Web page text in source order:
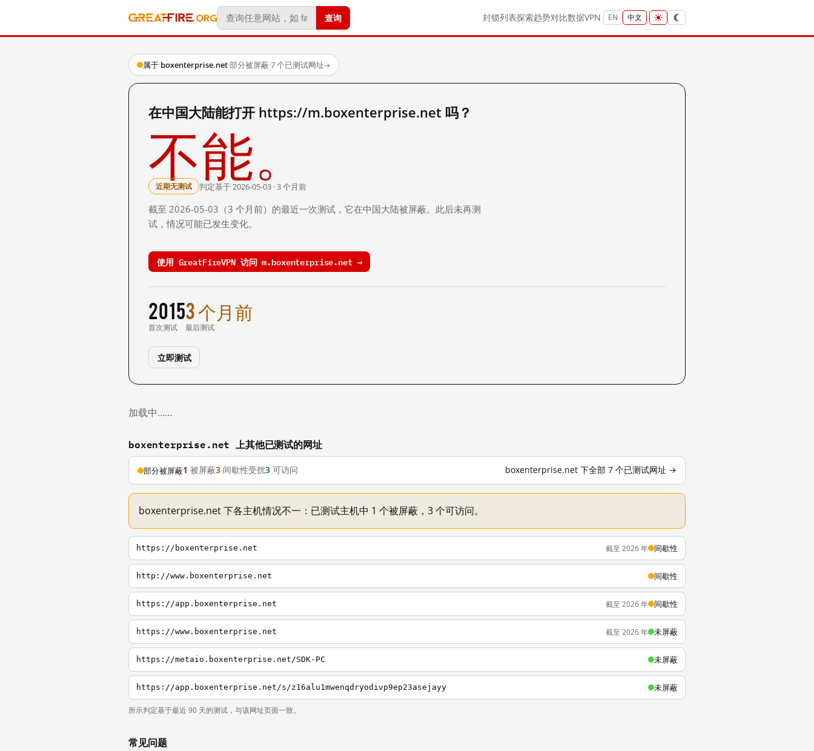
查询 封锁列表探索趋势对比数据VPN EN 中文
属于 boxenterprise.net·部分被屏蔽·7 个已测试网址→
在中国大陆能打开 https://m.boxenterprise.net 吗？
不能。
近期无测试 判定基于 2026-05-03 · 3 个月前
截至 2026-05-03（3 个月前）的最近一次测试，它在中国大陆被屏蔽。此后未再测
试，情况可能已发生变化。
使用 GreatFireVPN 访问 m.boxenterprise.net →
2015
首次测试
3 个月前
最后测试
立即测试
加载中……
boxenterprise.net 上其他已测试的网址
部分被屏蔽1 被屏蔽3 间歇性受扰3 可访问 boxenterprise.net 下全部 7 个已测试网址 →
boxenterprise.net 下各主机情况不一：已测试主机中 1 个被屏蔽，3 个可访问。
https://boxenterprise.net 截至 2026 年 间歇性
http://www.boxenterprise.net 间歇性
https://app.boxenterprise.net 截至 2026 年 间歇性
https://www.boxenterprise.net 截至 2026 年 未屏蔽
https://metaio.boxenterprise.net/SDK-PC 未屏蔽
https://app.boxenterprise.net/s/z16alu1mwenqdryodivp9ep23asejayy 未屏蔽
所示判定基于最近 90 天的测试，与该网址页面一致。
常见问题